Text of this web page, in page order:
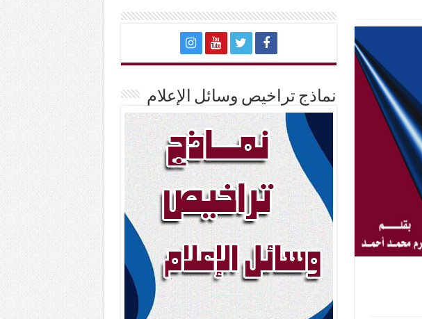
نماذج تراخيص وسائل الإعلام